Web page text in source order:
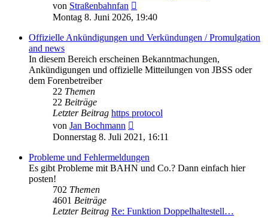
von Straßenbahnfan
Beitrag
Montag 8. Juni 2026, 19:40
Offizielle Ankündigungen und Verkündungen / Promulgation
and news
In diesem Bereich erscheinen Bekanntmachungen,
Ankündigungen und offizielle Mitteilungen von JBSS oder
dem Forenbetreiber
22 Themen
22 Beiträge
Letzter Beitrag https protocol
von Jan Bochmann
Beitrag
Donnerstag 8. Juli 2021, 16:11
Probleme und Fehlermeldungen
Es gibt Probleme mit BAHN und Co.? Dann einfach hier
posten!
702 Themen
4601 Beiträge
Letzter Beitrag Re: Funktion Doppelhaltestell…